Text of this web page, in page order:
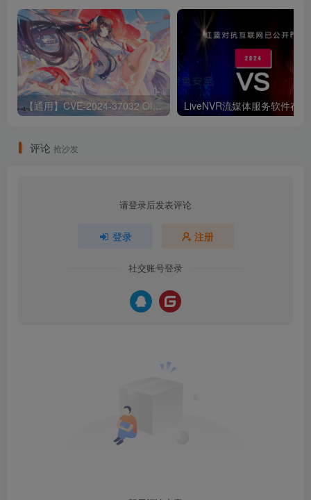
【通用】CVE-2024-37032 Ollama 远程代码执行漏洞
评论 抢沙发
请登录后发表评论
登录 注册
社交账号登录